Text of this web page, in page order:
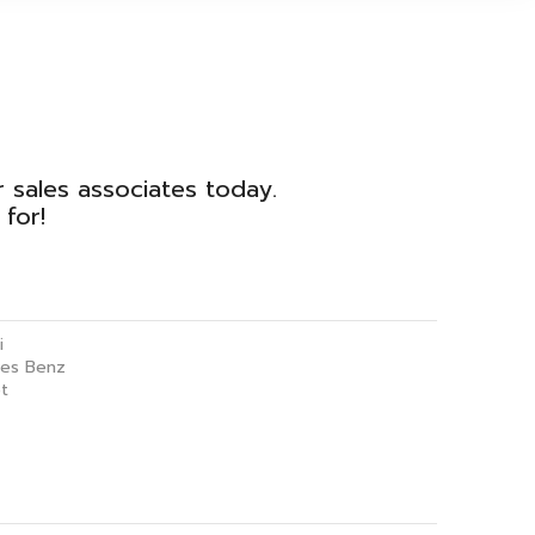
associates today.
for!
Benz